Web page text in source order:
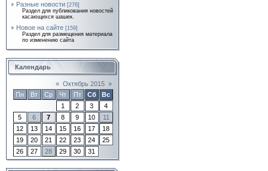
Разные новости [276]
Раздел для публикования новостей
касающихся шашек.
Новое на сайте [159]
Раздел для размещения материала
по изменению сайта
Календарь
« Октябрь 2015 »
Пн
Вт Ср Чт Пт Сб
Вс
1
2 3
4
5
6 7 8 9 10
11
12
13 14 15 16 17
18
19
20 21 22 23 24
25
26
27 28 29 30 31